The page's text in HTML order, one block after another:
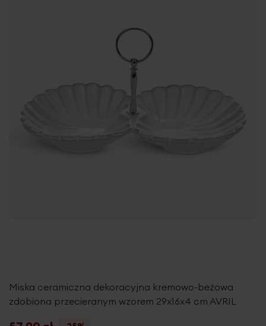
Miska ceramiczna dekoracyjna kremowo-beżowa
zdobiona przecieranym wzorem 29x16x4 cm AVRIL